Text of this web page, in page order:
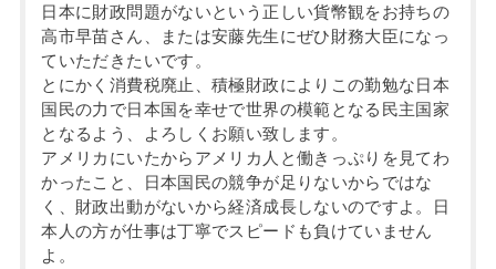
日本に財政問題がないという正しい貨幣観をお持ちの
高市早苗さん、または安藤先生にぜひ財務大臣になっ
ていただきたいです。
とにかく消費税廃止、積極財政によりこの勤勉な日本
国民の力で日本国を幸せで世界の模範となる民主国家
となるよう、よろしくお願い致します。
アメリカにいたからアメリカ人と働きっぷりを見てわ
かったこと、日本国民の競争が足りないからではな
く、財政出動がないから経済成長しないのですよ。日
本人の方が仕事は丁寧でスピードも負けていません
よ。